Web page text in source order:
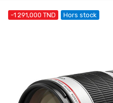
-1 291,000 TND Hors stock